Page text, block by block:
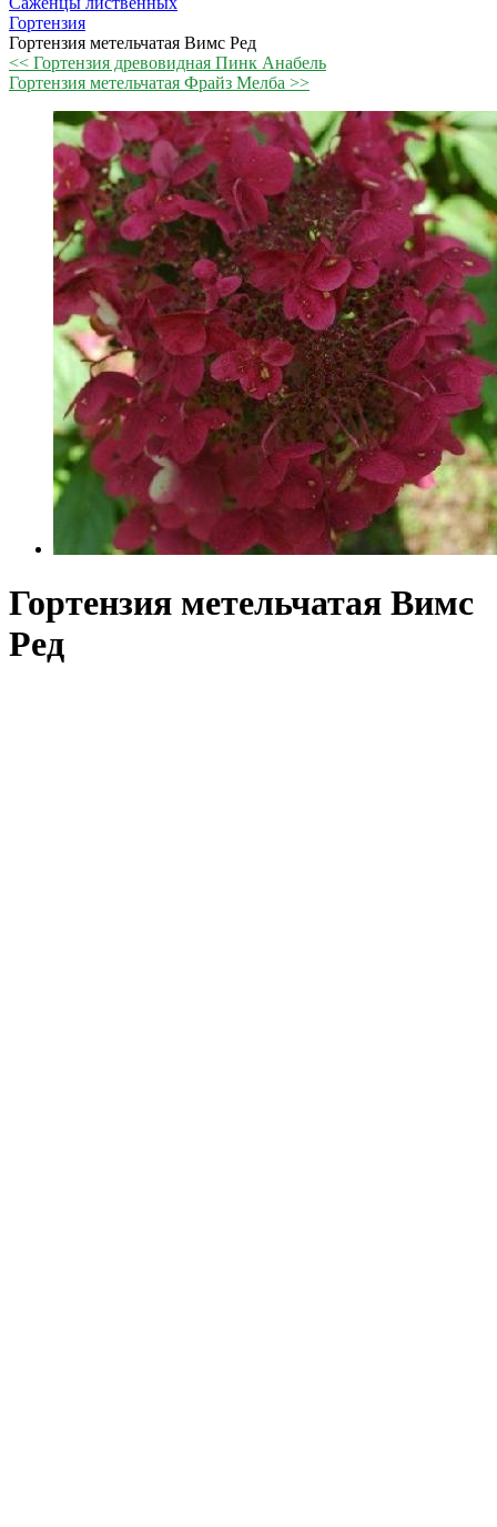
Гортензия
Гортензия метельчатая Вимс Ред
<< Гортензия древовидная Пинк Анабель
Гортензия метельчатая Фрайз Мелба >>
Гортензия метельчатая Вимс
Ред